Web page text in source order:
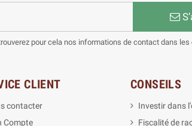
pour cela nos informations de contact dans les
CLIENT
contacter
Compte
CONSEILS
Investir dans
Fiscalité de